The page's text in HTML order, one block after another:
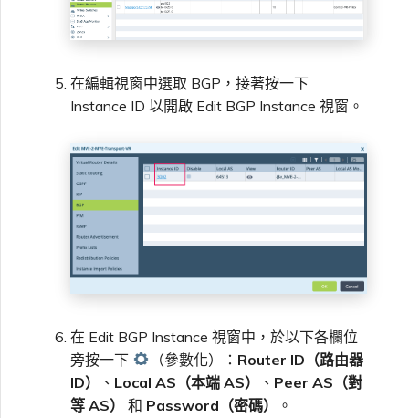
在編輯視窗中選取 BGP，接著按一下
Instance ID 以開啟 Edit BGP Instance 視窗。
在 Edit BGP Instance 視窗中，於以下各欄位
旁按一下
（參數化）： Router ID（路由器
ID）
、 Local AS（本端 AS） 、 Peer AS（對
等 AS）
和 Password（密碼） 。